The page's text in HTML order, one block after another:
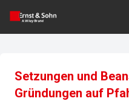
Setzungen und
Gründungen auf